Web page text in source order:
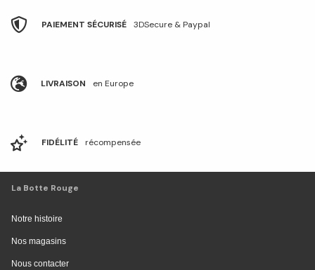
PAIEMENT SÉCURISÉ 3DSecure & Paypal
LIVRAISON en Europe
FIDÉLITÉ récompensée
La Botte Rouge
Notre histoire
Nos magasins
Nous contacter